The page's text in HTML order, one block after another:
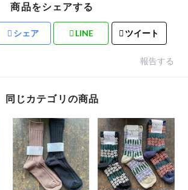
商品をシェアする
シェア LINE ツイート
報告する
同じカテゴリの商品